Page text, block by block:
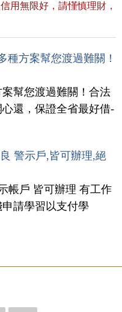
用無限好，請慬慎理財，
種方案幫您渡過難關！
幫您渡過難關！合法
還，保證全省最好借-
警示戶,皆可辦理,絕
帳戶 皆可辦理 有工作
請學習以支付學